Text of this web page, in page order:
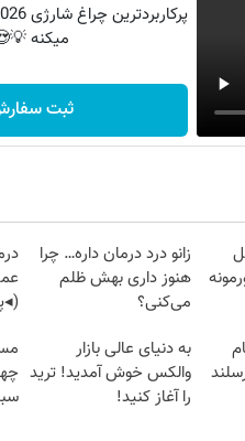
میکنه
ثبت
زانو درد درمان داره… چرا
هنوز داری بهش ظلم
می‌کنی؟
به دنیای عالی بازار
والکس خوش آمدید! ترید
را آغاز کنید!